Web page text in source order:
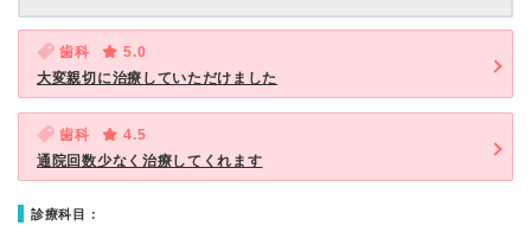
歯科
5.0
大変親切に治療していただけました
歯科
4.5
通院回数少なく治療してくれます
診療科目：